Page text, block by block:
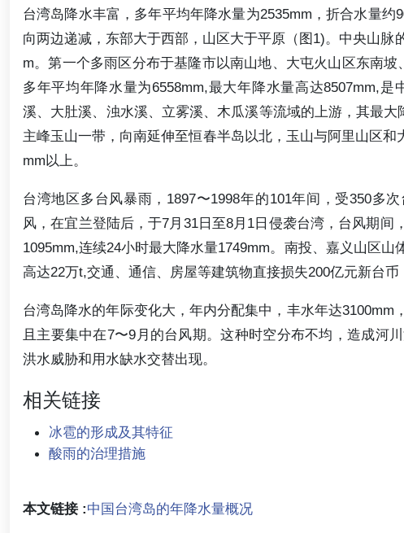
台湾岛降水丰富，多年平均年降水量为2535mm，折合水量约
向两边递减，东部大于西部，山区大于平原（图1)。中央山
m。第一个多雨区分布于基隆市以南山地、大屯火山区东南
多年平均年降水量为6558mm,最大年降水量高达8507mm,
溪、大肚溪、浊水溪、立雾溪、木瓜溪等流域的上游，其最
主峰玉山一带，向南延伸至恒春半岛以北，玉山与阿里山区
mm以上。
台湾地区多台风暴雨，1897〜1998年的101年间，受350多
风，在宜兰登陆后，于7月31日至8月1日侵袭台湾，台风期
1095mm,连续24小时最大降水量1749mm。南投、嘉义山区
高达22万t,交通、通信、房屋等建筑物直接损失200亿元新台币
台湾岛降水的年际变化大，年内分配集中，丰水年达3100mm
且主要集中在7〜9月的台风期。这种时空分布不均，造成河
洪水威胁和用水缺水交替出现。
相关链接
冰雹的形成及其特征
酸雨的治理措施
本文链接 :中国台湾岛的年降水量概况